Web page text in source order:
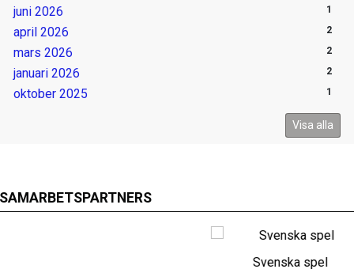
juni 2026 1
april 2026 2
mars 2026 2
januari 2026 2
oktober 2025 1
Visa alla
SAMARBETSPARTNERS